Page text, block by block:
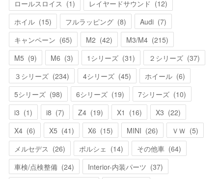
ロールスロイス (1) レイヤードサウンド (12)
ホイル (15) フルラッピング (8) Audi (7)
キャンペーン (65) M2 (42) M3/M4 (215)
M5 (9) M6 (3) 1シリーズ (31) ２シリーズ (37)
３シリーズ (234) 4シリーズ (45) ホイール (6)
5シリーズ (98) 6シリーズ (19) 7シリーズ (10)
i3 (1) i8 (7) Z4 (19) X1 (16) X3 (22)
X4 (6) X5 (41) X6 (15) MINI (26) ＶＷ (5)
メルセデス (26) ポルシェ (14) その他車 (64)
車検/点検整備 (24) Interior-内装パーツ (37)